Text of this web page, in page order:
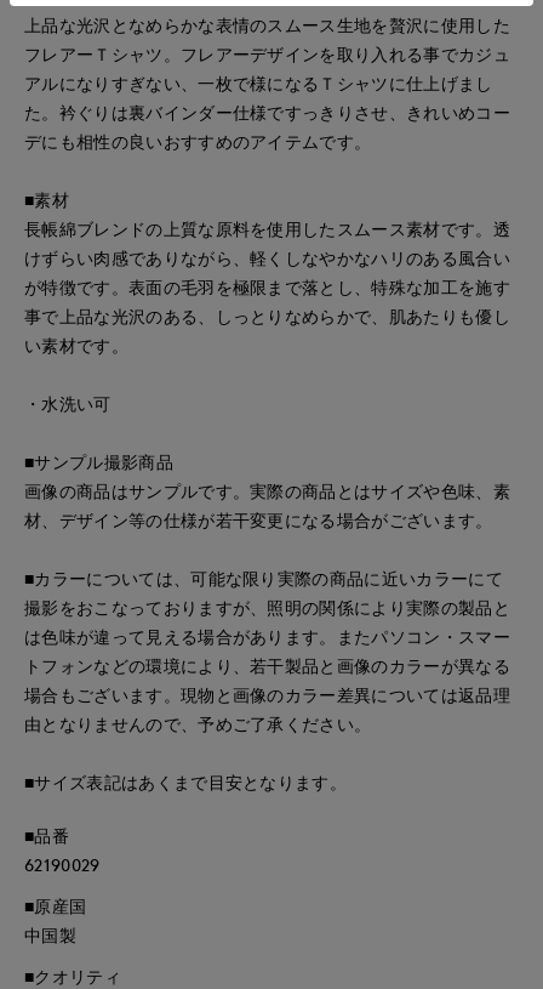
上品な光沢となめらかな表情のスムース生地を贅沢に使用した
フレアーＴシャツ。フレアーデザインを取り入れる事でカジュ
アルになりすぎない、一枚で様になるＴシャツに仕上げまし
た。衿ぐりは裏バインダー仕様ですっきりさせ、きれいめコー
デにも相性の良いおすすめのアイテムです。
■素材
長帳綿ブレンドの上質な原料を使用したスムース素材です。透
けずらい肉感でありながら、軽くしなやかなハリのある風合い
が特徴です。表面の毛羽を極限まで落とし、特殊な加工を施す
事で上品な光沢のある、しっとりなめらかで、肌あたりも優し
い素材です。
・水洗い可
■サンプル撮影商品
画像の商品はサンプルです。実際の商品とはサイズや色味、素
材、デザイン等の仕様が若干変更になる場合がございます。
■カラーについては、可能な限り実際の商品に近いカラーにて
撮影をおこなっておりますが、照明の関係により実際の製品と
は色味が違って見える場合があります。またパソコン・スマー
トフォンなどの環境により、若干製品と画像のカラーが異なる
場合もございます。現物と画像のカラー差異については返品理
由となりませんので、予めご了承ください。
■サイズ表記はあくまで目安となります。
■品番
62190029
■原産国
中国製
■クオリティ